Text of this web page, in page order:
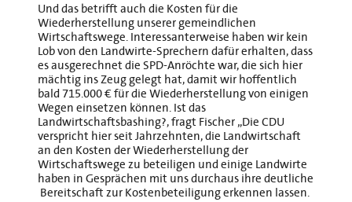
Und das betrifft auch die Kosten für die
Wiederherstellung unserer gemeindlichen
Wirtschaftswege. Interessanterweise haben wir kein
Lob von den Landwirte-Sprechern dafür erhalten, dass
es ausgerechnet die SPD-Anröchte war, die sich hier
mächtig ins Zeug gelegt hat, damit wir hoffentlich
bald 715.000 € für die Wiederherstellung von einigen
Wegen einsetzen können. Ist das
Landwirtschaftsbashing?, fragt Fischer „Die CDU
verspricht hier seit Jahrzehnten, die Landwirtschaft
an den Kosten der Wiederherstellung der
Wirtschaftswege zu beteiligen und einige Landwirte
haben in Gesprächen mit uns durchaus ihre deutliche
Bereitschaft zur Kostenbeteiligung erkennen lassen.